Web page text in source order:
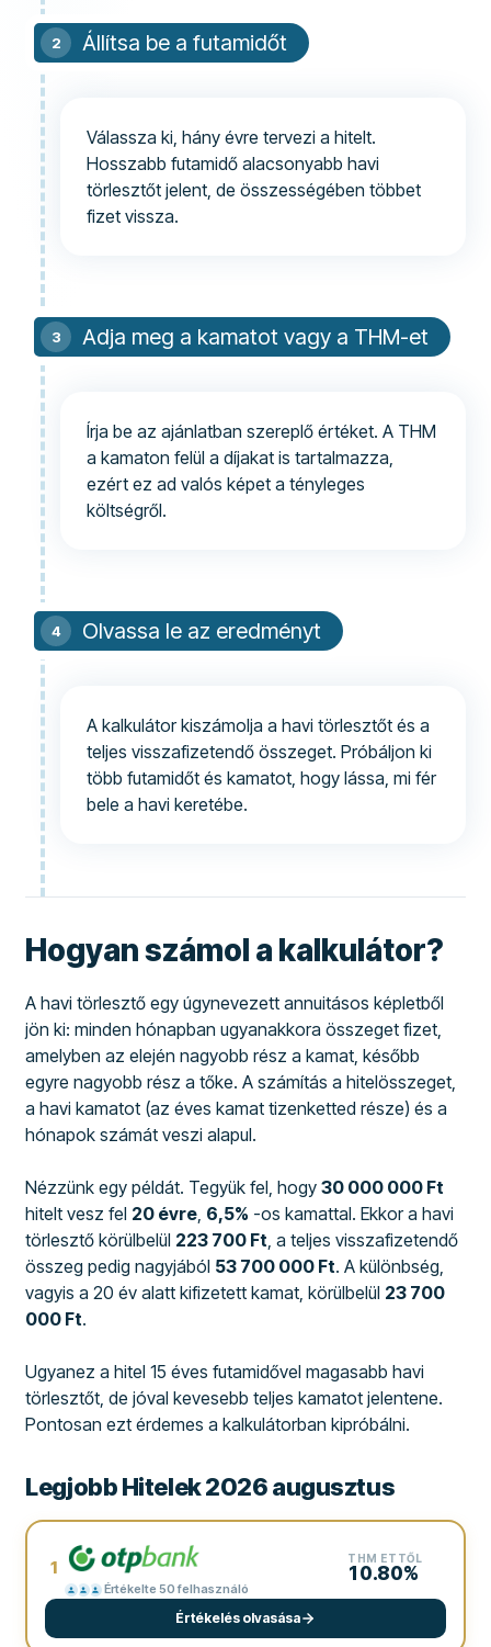
Állítsa be a futamidőt
Válassza ki, hány évre tervezi a hitelt.
Hosszabb futamidő alacsonyabb havi
törlesztőt jelent, de összességében többet
fizet vissza.
Adja meg a kamatot vagy a THM-et
Írja be az ajánlatban szereplő értéket. A THM
a kamaton felül a díjakat is tartalmazza,
ezért ez ad valós képet a tényleges
költségről.
Olvassa le az eredményt
A kalkulátor kiszámolja a havi törlesztőt és a
teljes visszafizetendő összeget. Próbáljon ki
több futamidőt és kamatot, hogy lássa, mi fér
bele a havi keretébe.
Hogyan számol a kalkulátor?
A havi törlesztő egy úgynevezett annuitásos képletből
jön ki: minden hónapban ugyanakkora összeget fizet,
amelyben az elején nagyobb rész a kamat, később
egyre nagyobb rész a tőke. A számítás a hitelösszeget,
a havi kamatot (az éves kamat tizenketted része) és a
hónapok számát veszi alapul.
Nézzünk egy példát. Tegyük fel, hogy30 000 000 Ft
hitelt vesz fel 20 évre, 6,5% -os kamattal. Ekkor a havi
törlesztő körülbelül 223 700 Ft, a teljes visszafizetendő
összeg pedig nagyjából 53 700 000 Ft. A különbség,
vagyis a 20 év alatt kifizetett kamat, körülbelül 23 700
000 Ft.
Ugyanez a hitel 15 éves futamidővel magasabb havi
törlesztőt, de jóval kevesebb teljes kamatot jelentene.
Pontosan ezt érdemes a kalkulátorban kipróbálni.
Legjobb Hitelek 2026 augusztus
1
Értékelte 50 felhasználó
THM ETTŐL
10.80%
Értékelés olvasása